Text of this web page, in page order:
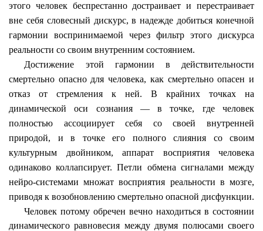
этого человек беспрестанно достраивает и перестраивает
вне себя словесный дискурс, в надежде добиться конечной
гармонии воспринимаемой через фильтр этого дискурса
реальности со своим внутренним состоянием.
Достижение этой гармонии в действительности
смертельно опасно для человека, как смертельно опасен и
отказ от стремления к ней. В крайних точках на
динамической оси сознания — в точке, где человек
полностью ассоциирует себя со своей внутренней
природой, и в точке его полного слияния со своим
культурным двойником, аппарат восприятия человека
одинаковоколлапсирует. Петли обмена сигналами между
нейро-системами множат восприятия реальности в мозге,
приводя к возобновлению смертельно опасной дисфункции.
Человек потому обречен вечно находиться в состоянии
динамического равновесия между двумя полюсами своего